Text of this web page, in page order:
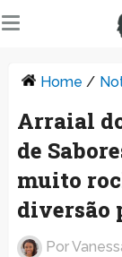
Home /
Arraial
de
muito
diversão
Por